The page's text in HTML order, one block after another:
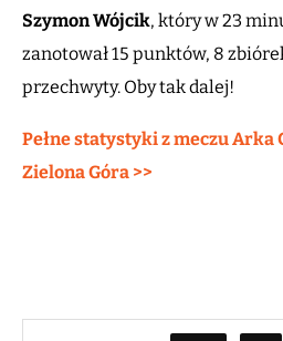
Szymon Wójcik, który w 23
zanotował 15 punktów, 8
przechwyty. Oby tak dalej!
Pełne statystyki z meczu Arka
Zielona Góra >>